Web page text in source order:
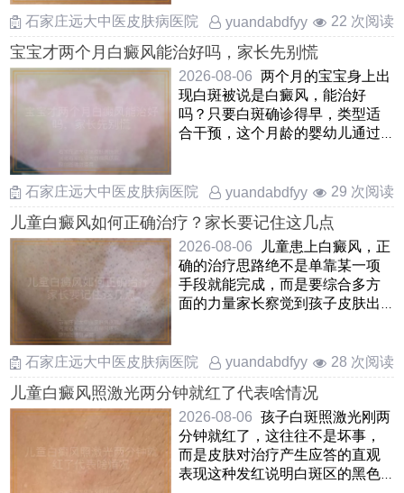
石家庄远大中医皮肤病医院
yuandabdfyy 22 次阅读
宝宝才两个月白癜风能治好吗，家长先别慌
2026-08-06 两个月的宝宝身上出
现白斑被说是白癜风，能治好
吗？只要白斑确诊得早，类型适
合干预，这个月龄的婴幼儿通过
石家庄远大中医皮肤病医院
yuandabdfyy 29 次阅读
儿童白癜风如何正确治疗？家长要记住这几点
2026-08-06
儿童患上白癜风，正
确的治疗思路绝不是单靠某一项
手段就能完成，而是要综合多方
面的力量家长察觉到孩子皮肤出
石家庄远大中医皮肤病医院
yuandabdfyy 28 次阅读
儿童白癜风照激光两分钟就红了代表啥情况
2026-08-06 孩子白斑照激光刚两
分钟就红了，这往往不是坏事，
而是皮肤对治疗产生应答的直观
表现这种发红说明白斑区的黑色